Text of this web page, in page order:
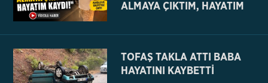
ALMAYA ÇIKTIM, HAYATIM
TOFAŞ TAKLA ATTI BABA
HAYATINI KAYBETTİ